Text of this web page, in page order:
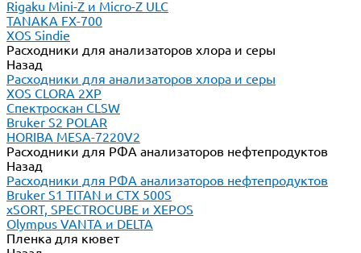
Rigaku Mini-Z и Micro-Z ULC
TANAKA FX-700
XOS Sindie
Расходники для анализаторов хлора и серы
Назад
Расходники для анализаторов хлора и серы
XOS CLORA 2XP
Спектроскан CLSW
Bruker S2 POLAR
HORIBA MESA-7220V2
Расходники для РФА анализаторов нефтепродуктов
Назад
Расходники для РФА анализаторов нефтепродуктов
Bruker S1 TITAN и CTX 500S
xSORT, SPECTROCUBE и XEPOS
Olympus VANTA и DELTA
Пленка для кювет